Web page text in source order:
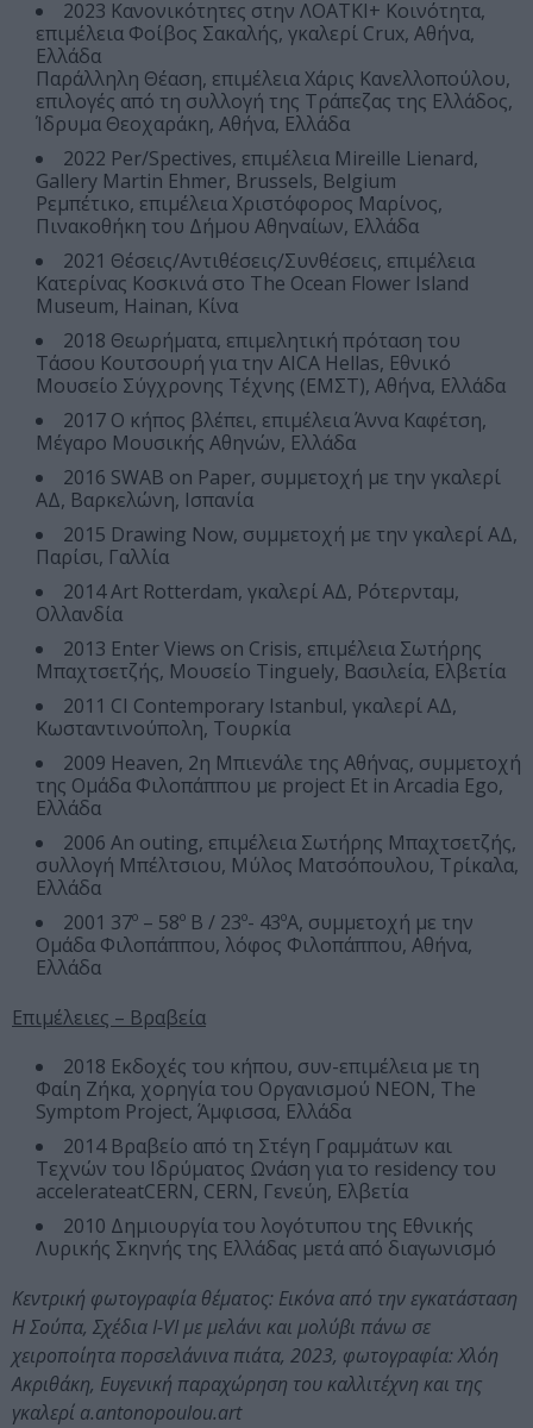
2023 Κανονικότητες στην ΛΟΑΤΚΙ+ Κοινότητα,
επιμέλεια Φοίβος Σακαλής, γκαλερί Crux, Αθήνα,
Ελλάδα
Παράλληλη Θέαση, επιμέλεια Χάρις Κανελλοπούλου,
επιλογές από τη συλλογή της Τράπεζας της Ελλάδος,
Ίδρυμα Θεοχαράκη, Αθήνα, Ελλάδα
2022 Per/Spectives, επιμέλεια Mireille Lienard,
Gallery Martin Ehmer, Brussels, Belgium
Ρεμπέτικο, επιμέλεια Χριστόφορος Μαρίνος,
Πινακοθήκη του Δήμου Αθηναίων, Ελλάδα
2021 Θέσεις/Αντιθέσεις/Συνθέσεις, επιμέλεια
Κατερίνας Κοσκινά στο The Ocean Flower Island
Museum, Hainan, Κίνα
2018 Θεωρήματα, επιμελητική πρόταση του
Τάσου Κουτσουρή για την AICA Hellas, Εθνικό
Μουσείο Σύγχρονης Τέχνης (ΕΜΣΤ), Αθήνα, Ελλάδα
2017 Ο κήπος βλέπει, επιμέλεια Άννα Καφέτση,
Μέγαρο Μουσικής Αθηνών, Ελλάδα
2016 SWAB on Paper, συμμετοχή με την γκαλερί
ΑΔ, Βαρκελώνη, Ισπανία
2015 Drawing Now, συμμετοχή με την γκαλερί ΑΔ,
Παρίσι, Γαλλία
2014 Art Rotterdam, γκαλερί ΑΔ, Ρότερνταμ,
Ολλανδία
2013 Enter Views on Crisis, επιμέλεια Σωτήρης
Μπαχτσετζής, Μουσείο Tinguely, Βασιλεία, Ελβετία
2011 CI Contemporary Istanbul, γκαλερί ΑΔ,
Κωσταντινούπολη, Τουρκία
2009 Heaven, 2η Μπιενάλε της Αθήνας, συμμετοχή
της Ομάδα Φιλοπάππου με project Et in Arcadia Ego,
Ελλάδα
2006 An outing, επιμέλεια Σωτήρης Μπαχτσετζής,
συλλογή Μπέλτσιου, Μύλος Ματσόπουλου, Τρίκαλα,
Ελλάδα
2001 37º – 58º Β / 23º- 43ºΑ, συμμετοχή με την
Ομάδα Φιλοπάππου, λόφος Φιλοπάππου, Αθήνα,
Ελλάδα
Επιμέλειες – Βραβεία
2018 Εκδοχές του κήπου, συν-επιμέλεια με τη
Φαίη Ζήκα, χορηγία του Οργανισμού NEON, The
Symptom Project, Άμφισσα, Ελλάδα
2014 Βραβείο από τη Στέγη Γραμμάτων και
Τεχνών του Ιδρύματος Ωνάση για το residency του
accelerateatCERN, CERN, Γενεύη, Ελβετία
2010 Δημιουργία του λογότυπου της Εθνικής
Λυρικής Σκηνής της Ελλάδας μετά από διαγωνισμό
Κεντρική φωτογραφία θέματος: Εικόνα από την εγκατάσταση
Η Σούπα, Σχέδια Ι-VI με μελάνι και μολύβι πάνω σε
χειροποίητα πορσελάνινα πιάτα, 2023, φωτογραφία: Χλόη
Ακριθάκη, Ευγενική παραχώρηση του καλλιτέχνη και της
γκαλερί a.antonopoulou.art